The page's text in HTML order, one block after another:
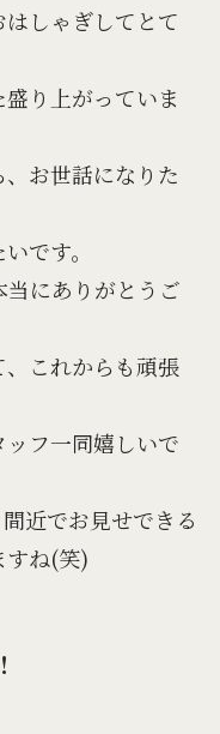
しゃぎしてとて
盛り上がっていま
お世話になりた
です。
にありがとうご
これからも頑張
フ一同嬉しいで
近でお見せできる
すね(笑)